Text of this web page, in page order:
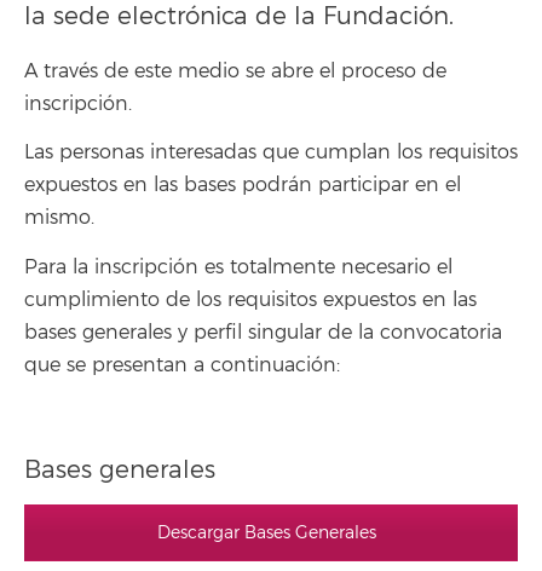
la sede electrónica de la Fundación.
A través de este medio se abre el proceso de
inscripción.
Las personas interesadas que cumplan los requisitos
expuestos en las bases podrán participar en el
mismo.
Para la inscripción es totalmente necesario el
cumplimiento de los requisitos expuestos en las
bases generales y perfil singular de la convocatoria
que se presentan a continuación:
Bases generales
Descargar Bases Generales